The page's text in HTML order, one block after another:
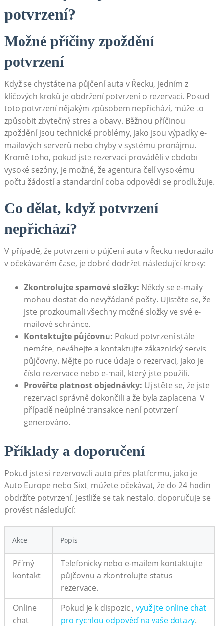
potvrzení?
Možné příčiny zpoždění
potvrzení
Když se chystáte na půjčení auta v Řecku, jedním z
klíčových kroků je obdržení potvrzení o rezervaci. Pokud
toto potvrzení nějakým způsobem nepřichází, může to
způsobit zbytečný stres a obavy. Běžnou příčinou
zpoždění jsou technické problémy, jako jsou výpadky e-
mailových serverů nebo chyby v systému pronájmu.
Kromě toho, pokud jste rezervaci prováděli v období
vysoké sezóny, je možné, že agentura čelí vysokému
počtu žádostí a standardní doba odpovědi se prodlužuje.
Co dělat, když potvrzení
nepřichází?
V případě, že potvrzení o půjčení auta v Řecku nedorazilo
v očekávaném čase, je dobré dodržet následující kroky:
Zkontrolujte spamové složky: Někdy se e-maily
mohou dostat do nevyžádané pošty. Ujistěte se, že
jste prozkoumali všechny možné složky ve své e-
mailové schránce.
Kontaktujte půjčovnu: Pokud potvrzení stále
nemáte, neváhejte a kontaktujte zákaznický servis
půjčovny. Mějte po ruce údaje o rezervaci, jako je
číslo rezervace nebo e-mail, který jste použili.
Prověřte platnost objednávky: Ujistěte se, že jste
rezervaci správně dokončili a že byla zaplacena. V
případě neúplné transakce není potvrzení
generováno.
Příklady a doporučení
Pokud jste si rezervovali auto přes platformu, jako je
Auto Europe nebo Sixt, můžete očekávat, že do 24 hodin
obdržíte potvrzení. Jestliže se tak nestalo, doporučuje se
provést následující:
Akce Popis
Přímý
kontakt
Telefonicky nebo e-mailem kontaktujte
půjčovnu a zkontrolujte status
rezervace.
Online
chat
Pokud je k dispozici, využijte online chat
pro rychlou odpověď na vaše dotazy.